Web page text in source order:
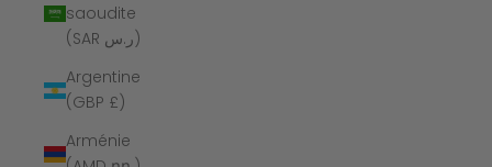
saoudite
(SAR ر.س)
Argentine
(GBP £)
Arménie